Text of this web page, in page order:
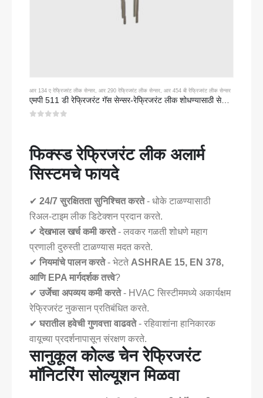
आर 134 ए रेफ्रिजरंट लीक सेन्सर आर 290 रेफ्रिजरंट लीक सेन्सर आर 454 बी रेफ्रिजरंट लीक सेन्सर
एमपी 511 डी रेफ्रिजरंट गॅस सेन्सर-रेफ्रिजरंट लीक शोधण्यासाठी सेमीकंडक्टर-आधारित सेन्सर
फिक्स्ड रेफ्रिजरंट लीक अलार्म
सिस्टमचे फायदे
✔ 24/7 सुरक्षितता सुनिश्चित करते- धोके टाळण्यासाठी
रिअल-टाइम लीक डिटेक्शन प्रदान करते.
✔ देखभाल खर्च कमी करते- लवकर गळती शोधणे महाग
प्रणाली दुरुस्ती टाळण्यास मदत करते.
✔ नियमांचे पालन करते- भेटते ASHRAE 15, EN 378,
आणि EPA मार्गदर्शक तत्त्वे?
✔ उर्जेचा अपव्यय कमी करते- HVAC सिस्टीममध्ये अकार्यक्षम
रेफ्रिजरंट नुकसान प्रतिबंधित करते.
✔ घरातील हवेची गुणवत्ता वाढवते- रहिवाशांना हानिकारक
वायूच्या प्रदर्शनापासून संरक्षण करते.
सानुकूल कोल्ड चेन रेफ्रिजरंट
मॉनिटरिंग सोल्यूशन मिळवा